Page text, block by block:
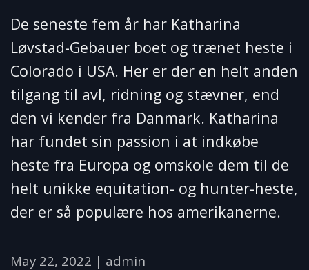
De seneste fem år har Katharina
Løvstad-Gebauer boet og trænet heste i
Colorado i USA. Her er der en helt anden
tilgang til avl, ridning og stævner, end
den vi kender fra Danmark. Katharina
har fundet sin passion i at indkøbe
heste fra Europa og omskole dem til de
helt unikke equitation- og hunter-heste,
der er så populære hos amerikanerne.
May 22, 2022 | admin